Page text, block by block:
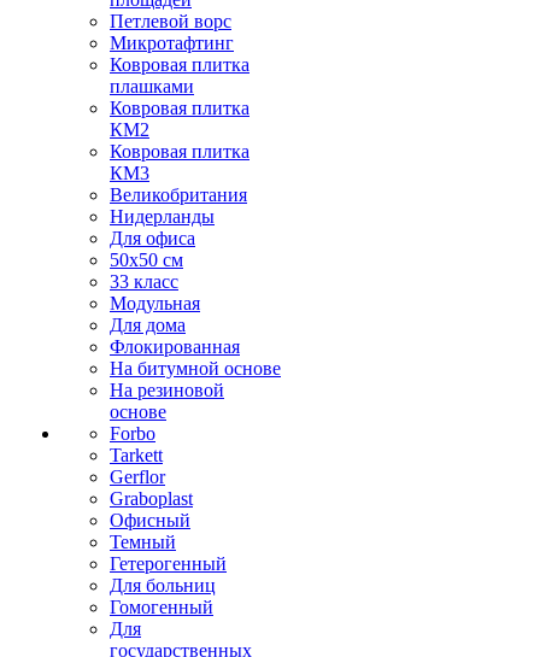
Петлевой ворс
Микротафтинг
Ковровая плитка
плашками
Ковровая плитка
КМ2
Ковровая плитка
КМ3
Великобритания
Нидерланды
Для офиса
50х50 см
33 класс
Модульная
Для дома
Флокированная
На битумной основе
На резиновой
основе
Forbo
Tarkett
Gerflor
Graboplast
Офисный
Темный
Гетерогенный
Для больниц
Гомогенный
Для
государственных